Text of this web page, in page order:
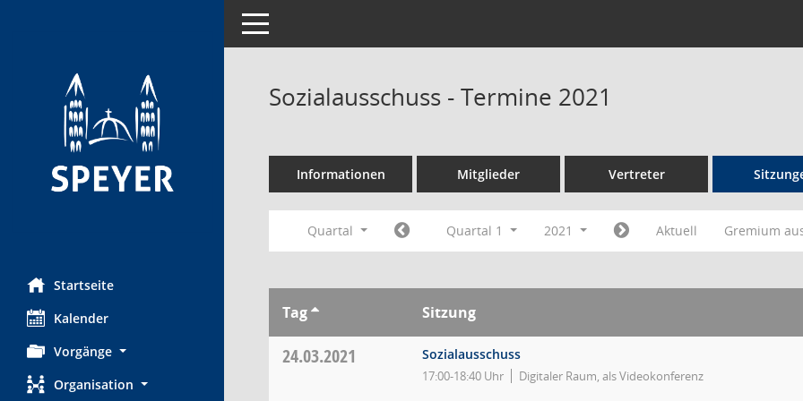
Startseite
Kalender
Vorgänge
Organisation
Toggle navigation
Sozialausschuss - Termine 2021
Informationen Mitglieder Vertreter
Quartal Quartal 1 2021 Aktuell Gremium
Tag Sitzung
24.03.2021 Sozialausschuss
17:00-18:40 Uhr Digitaler Raum, als Videokonferenz